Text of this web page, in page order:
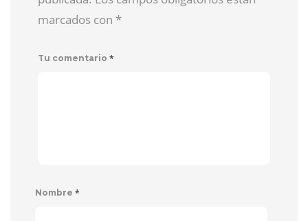
marcados con *
Tu comentario *
Nombre *